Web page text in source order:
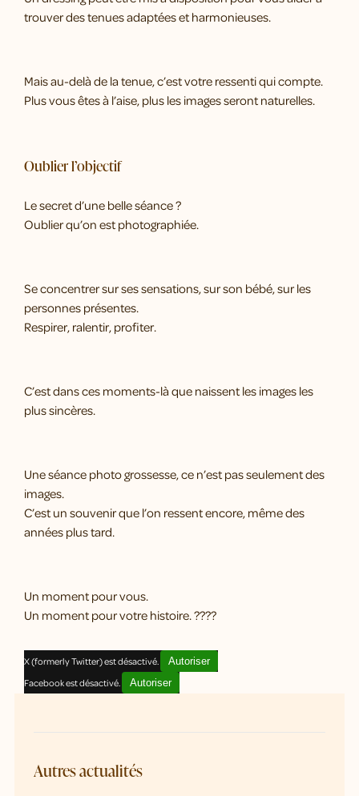
trouver des tenues adaptées et harmonieuses.
Mais au-delà de la tenue, c’est votre ressenti qui compte.
Plus vous êtes à l’aise, plus les images seront naturelles.
Oublier l’objectif
Le secret d’une belle séance ?
Oublier qu’on est photographiée.
Se concentrer sur ses sensations, sur son bébé, sur les
personnes présentes.
Respirer, ralentir, profiter.
C’est dans ces moments-là que naissent les images les
plus sincères.
Une séance photo grossesse, ce n’est pas seulement des
images.
C’est un souvenir que l’on ressent encore, même des
années plus tard.
Un moment pour vous.
Un moment pour votre histoire. ????
X (formerly Twitter) est désactivé.
Autoriser
Facebook est désactivé.
Autoriser
Autres actualités